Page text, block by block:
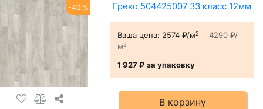
-40 % Греко 504425007 33 класс 12мм
Ваша цена: 2574 ₽/м2
4290 ₽/
м2
1 927 ₽за упаковку
В корзину